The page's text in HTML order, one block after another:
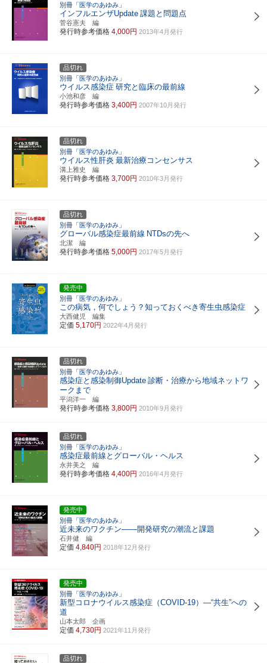
別冊「医学のあゆみ」
インフルエンザUpdate 課題と問題点
菅谷憲夫 編
発行時参考価格 4,000円 2013年4月発行
品切れ
別冊「医学のあゆみ」
ウイルス感染症 研究と臨床の最前線
小池和彦 編
発行時参考価格 3,400円 2007年10月発行
品切れ
別冊「医学のあゆみ」
ウイルス性肝炎 最新治療コンセンサス
溝上雅史 編
発行時参考価格 3,700円 2010年3月発行
品切れ
別冊「医学のあゆみ」
グローバル感染症最前線 NTDsの先へ
北潔 編
発行時参考価格 5,000円 2017年5月発行
発売中
別冊「医学のあゆみ」
この病気，何でしょう？知っておくべき寄生虫感染症
大西健児 編集
定価 5,170円 2022年4月発行
品切れ
別冊「医学のあゆみ」
感染症と感染制御Update 診断・治療から地域ネットワ
ークまで
平潟洋一 編
発行時参考価格 3,800円 2010年9月発行
品切れ
別冊「医学のあゆみ」
感染症最前線とグローバル・ヘルス
永井美之 編
発行時参考価格 4,400円 2016年4月発行
発売中
別冊「医学のあゆみ」
近未来のワクチン――開発研究の潮流と課題
石井健 編
定価 4,840円 2018年12月発行
発売中
別冊「医学のあゆみ」
新型コロナウイルス感染症（COVID-19）―“共生”への
道
山本太郎 企画
定価 4,730円 2021年11月発行
品切れ